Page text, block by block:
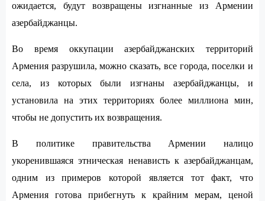
ожидается, будут возвращены изгнанные из Армении
азербайджанцы.
Во время оккупации азербайджанских территорий
Армения разрушила, можно сказать, все города, поселки и
села, из которых были изгнаны азербайджанцы, и
установила на этих территориях более миллиона мин,
чтобы не допустить их возвращения.
В политике правительства Армении налицо
укоренившаяся этническая ненависть к азербайджанцам,
одним из примеров которой является тот факт, что
Армения готова прибегнуть к крайним мерам, ценой